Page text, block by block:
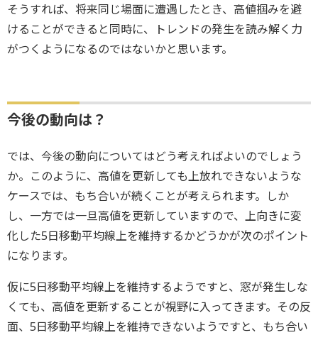
そうすれば、将来同じ場面に遭遇したとき、高値掴みを避
けることができると同時に、トレンドの発生を読み解く力
がつくようになるのではないかと思います。
今後の動向は？
では、今後の動向についてはどう考えればよいのでしょう
か。このように、高値を更新しても上放れできないような
ケースでは、もち合いが続くことが考えられます。しか
し、一方では一旦高値を更新していますので、上向きに変
化した5日移動平均線上を維持するかどうかが次のポイント
になります。
仮に5日移動平均線上を維持するようですと、窓が発生しな
くても、高値を更新することが視野に入ってきます。その反
面、5日移動平均線上を維持できないようですと、もち合い